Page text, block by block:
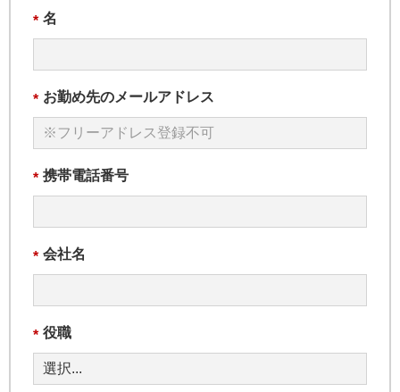
* 名
* お勤め先のメールアドレス
* 携帯電話番号
* 会社名
* 役職